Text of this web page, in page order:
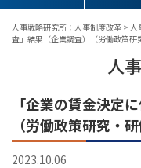
人事戦略研究所：人事制度改革 > 人
査」結果（企業調査）（労働政策研
人
「企業の賃金決定
（労働政策研究・研
2023.10.06